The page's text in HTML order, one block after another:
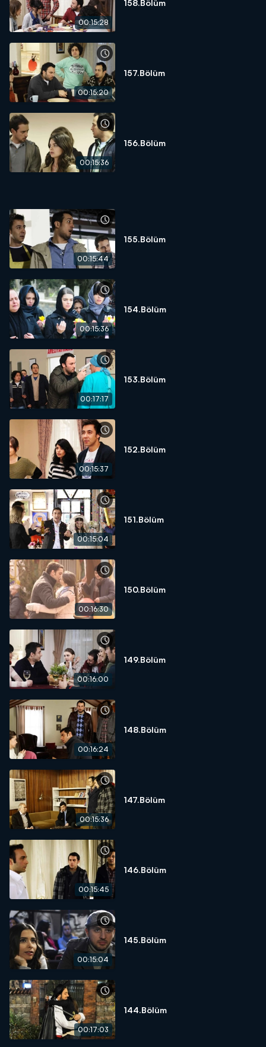
00:15:28
158.Bölüm
00:15:20
157.Bölüm
00:15:36
156.Bölüm
00:15:44
155.Bölüm
00:15:36
154.Bölüm
00:17:17
153.Bölüm
00:15:37
152.Bölüm
00:15:04
151.Bölüm
00:16:30
150.Bölüm
00:16:00
149.Bölüm
00:16:24
148.Bölüm
00:15:36
147.Bölüm
00:15:45
146.Bölüm
00:15:04
145.Bölüm
00:17:03
144.Bölüm